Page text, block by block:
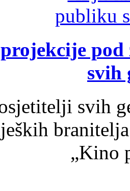
svih
svih
„Kino